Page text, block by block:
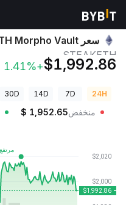
أسعار العملات الرقمية
سعر Steakhouse ETH Morpho Vault
STEAKETH
$1,992.86
+1.41%
24H
7D
14D
30D
منخفض $ 1,952.65